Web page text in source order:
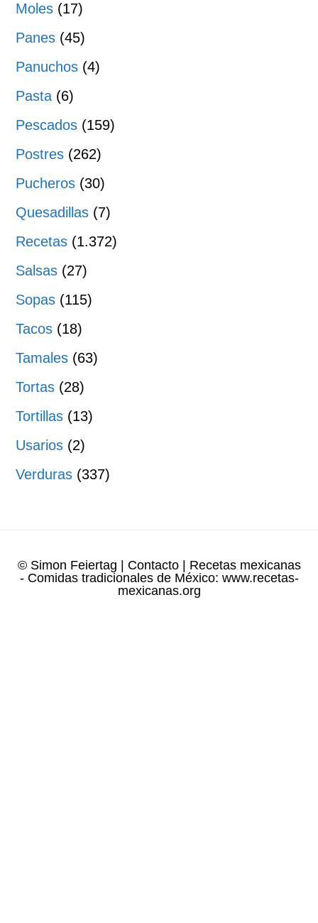
Moles (17)
Panes (45)
Panuchos (4)
Pasta (6)
Pescados (159)
Postres (262)
Pucheros (30)
Quesadillas (7)
Recetas (1.372)
Salsas (27)
Sopas (115)
Tacos (18)
Tamales (63)
Tortas (28)
Tortillas (13)
Usarios (2)
Verduras (337)
© Simon Feiertag Contacto| Recetas mexicanas
- Comidas tradicionales de México: www.recetas-
mexicanas.org